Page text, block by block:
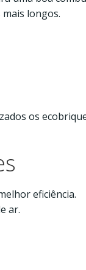
longos.
os
eficiência.
ar.